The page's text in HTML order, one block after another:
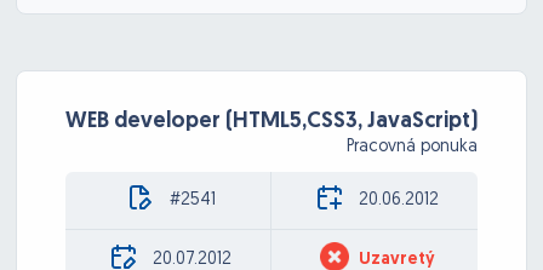
WEB developer (HTML5,CSS3, JavaScript)
Pracovná ponuka
#2541 20.06.2012
20.07.2012 Uzavretý